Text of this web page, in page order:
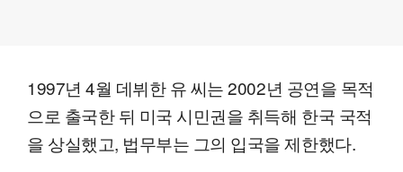
1997년 4월 데뷔한 유 씨는 2002년 공연을 목적
으로 출국한 뒤 미국 시민권을 취득해 한국 국적
을 상실했고, 법무부는 그의 입국을 제한했다.